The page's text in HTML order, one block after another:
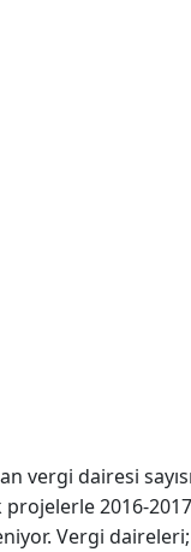
vergi dairesi
projelerle 2016-
Vergi